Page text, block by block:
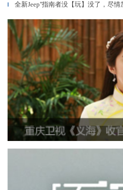
▎ 全新Jeep⁺指南者没【玩】没了，尽情